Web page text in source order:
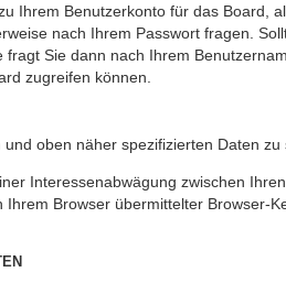
Ihrem Benutzerkonto für das Board,
nach Ihrem Passwort fragen.
fragt Sie dann nach Ihrem
zugreifen können.
oben näher spezifizierten Daten
Interessenabwägung zwischen
Browser übermittelter